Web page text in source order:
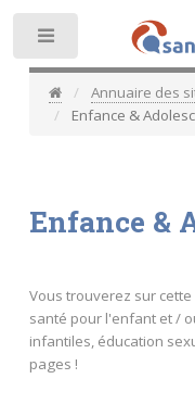
Annuaire des
Enfance &
Enfance &
Vous trouverez sur
santé pour l'enfant et /
infantiles, éducation
pages !
Toggle